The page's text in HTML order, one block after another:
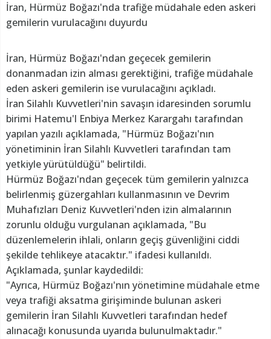
İran, Hürmüz Boğazı'nda trafiğe müdahale eden askeri
gemilerin vurulacağını duyurdu
İran, Hürmüz Boğazı'ndan geçecek gemilerin
donanmadan izin alması gerektiğini, trafiğe müdahale
eden askeri gemilerin ise vurulacağını açıkladı.
İran Silahlı Kuvvetleri'nin savaşın idaresinden sorumlu
birimi Hatemu'l Enbiya Merkez Karargahı tarafından
yapılan yazılı açıklamada, "Hürmüz Boğazı'nın
yönetiminin İran Silahlı Kuvvetleri tarafından tam
yetkiyle yürütüldüğü" belirtildi.
Hürmüz Boğazı'ndan geçecek tüm gemilerin yalnızca
belirlenmiş güzergahları kullanmasının ve Devrim
Muhafızları Deniz Kuvvetleri'nden izin almalarının
zorunlu olduğu vurgulanan açıklamada, "Bu
düzenlemelerin ihlali, onların geçiş güvenliğini ciddi
şekilde tehlikeye atacaktır." ifadesi kullanıldı.
Açıklamada, şunlar kaydedildi:
"Ayrıca, Hürmüz Boğazı'nın yönetimine müdahale etme
veya trafiği aksatma girişiminde bulunan askeri
gemilerin İran Silahlı Kuvvetleri tarafından hedef
alınacağı konusunda uyarıda bulunulmaktadır."